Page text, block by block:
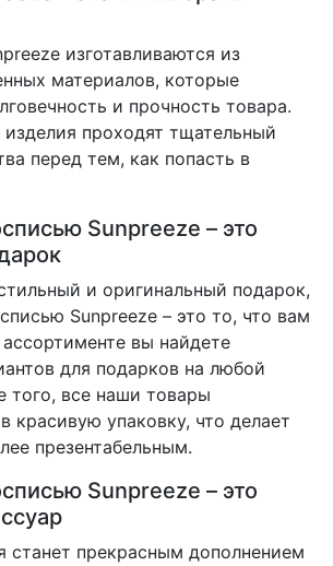
изготавливаются из
материалов, которые
и прочность товара.
проходят тщательный
перед тем, как попасть в
Sunpreeze – это
и оригинальный подарок,
Sunpreeze – это то, что вам
вы найдете
для подарков на любой
того, все наши товары
красивую упаковку, что делает
презентабельным.
Sunpreeze – это
станет прекрасным дополнением